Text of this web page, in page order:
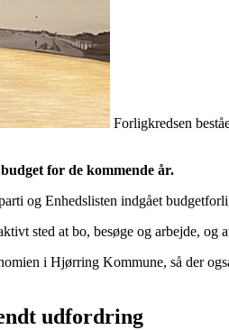
Forligkredsen
for de kommende år.
og Enhedslisten indgået
sted at bo, besøge og arbejde, og
i Hjørring Kommune, så der
udfordring